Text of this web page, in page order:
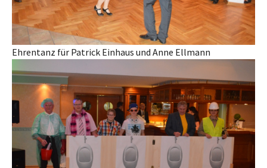
Ehrentanz für Patrick Einhaus und Anne Ellmann